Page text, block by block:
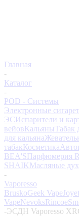
Главная
-
Каталог
-
POD - Системы
Электронные
ЭСИспарители и
вейовКальяныТабак
для кальяна
табакКосметика
BEA'SПарфюмерия
SHAIKМасляные
-
Vaporesso
BruskoGeek Vape
VapeNevoksRincoe
-ЭСДН Vaporesso